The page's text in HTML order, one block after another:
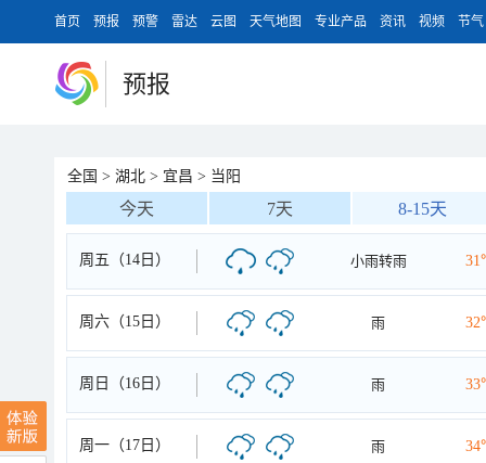
首页 预报 预警 雷达 云图 天气地图 专业产品 资讯 视频 节气
预报
全国 > 湖北 > 宜昌 > 当阳
今天 7天 8-15天
周五（14日） 小雨转雨
周六（15日） 雨
周日（16日） 雨
周一（17日） 雨